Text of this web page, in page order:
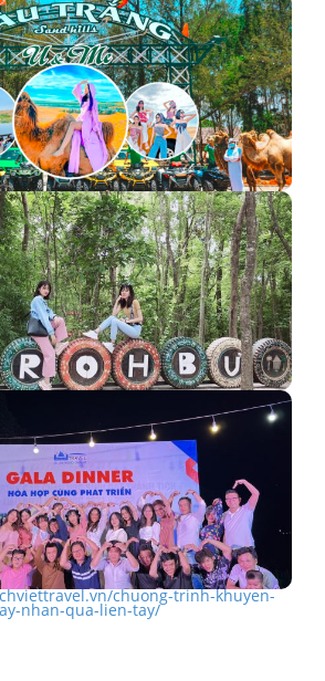
Nhất | Tour Cổ Trấn, Vân Nam,…
du lịch Bàu Trắng U&Me
KDL Troh Bư khác biệt đến thế
- Phong Cách Việt Travel tại Hà…